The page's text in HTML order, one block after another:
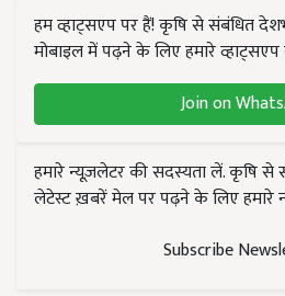
हम व्हाट्सएप पर हैं! कृषि से संबंधित
मोबाइल में पढ़ने के लिए हमारे
Join on
हमारे न्यूज़लेटर की सदस्यता लें. कृषि से
लेटेस्ट ख़बरें मेल पर पढ़ने के लिए हमारे
Subscribe